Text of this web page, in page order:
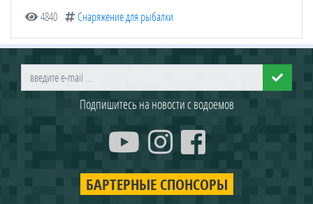
4840 Снаряжение для рыбалки
Подпишитесь на новости с водоемов
БАРТЕРНЫЕ СПОНСОРЫ